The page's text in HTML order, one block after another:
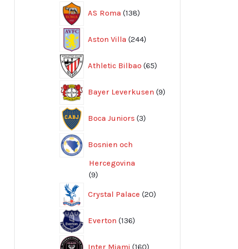
AS Roma 138
produkter
Aston Villa 244
produkter
Athletic Bilbao 65
produkter
Bayer Leverkusen 9
produkter
Boca Juniors 3
produkter
Bosnien och
Hercegovina
99
Crystal Palace 20
produkter
Everton 136
produkter
Inter Miami 160